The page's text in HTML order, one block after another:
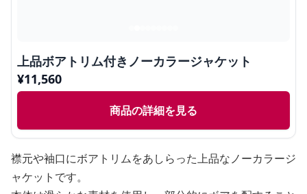
上品ボアトリム付きノーカラージャケット
¥11,560
商品の詳細を見る
襟元や袖口にボアトリムをあしらった上品なノーカラージ
ャケットです。